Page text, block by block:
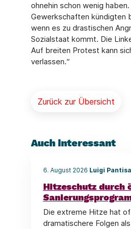
ohnehin schon wenig haben.
Gewerkschaften kündigten
wenn es zu drastischen
Sozialstaat kommt. Die
Auf breiten Protest kann
verlassen.“
Zurück zur Übersicht
Auch interessant
6. August 2026 Luigi
Hitzeschutz durch
Die extreme Hitze hat
dramatischere Folgen